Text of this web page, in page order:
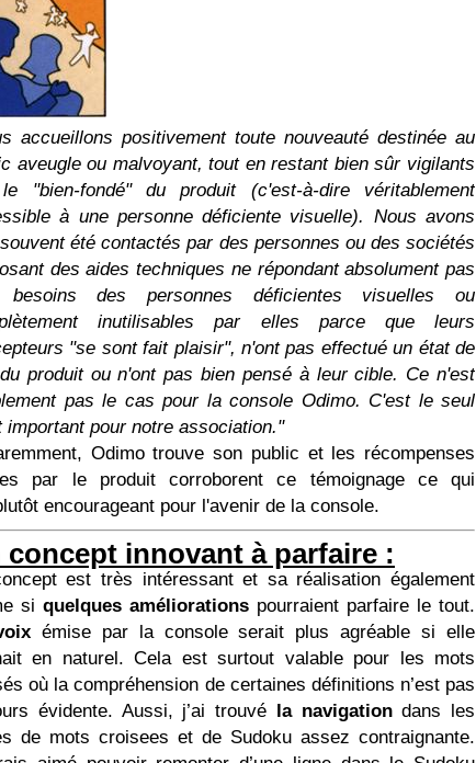
accueillons positivement toute nouveauté destinée au
aveugle ou malvoyant, tout en restant bien sûr vigilants
"bien-fondé" du produit (c'est-à-dire véritablement
à une personne déficiente visuelle). Nous avons
été contactés par des personnes ou des sociétés
des aides techniques ne répondant absolument pas
besoins des personnes déficientes visuelles ou
inutilisables par elles parce que leurs
"se sont fait plaisir", n'ont pas effectué un état de
produit ou n'ont pas bien pensé à leur cible. Ce n'est
pas le cas pour la console Odimo. C'est le seul
important pour notre association."
Odimo trouve son public et les récompenses
par le produit corroborent ce témoignage ce qui
encourageant pour l'avenir de la console.
concept innovant à parfaire :
est très intéressant et sa réalisation également
si quelques améliorations pourraient parfaire le tout.
émise par la console serait plus agréable si elle
en naturel. Cela est surtout valable pour les mots
où la compréhension de certaines définitions n’est pas
évidente. Aussi, j’ai trouvé la navigationdans les
de mots croisees et de Sudoku assez contraignante.